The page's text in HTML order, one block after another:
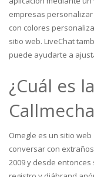
empresas
con colores
sitio web. LiveChat
puede ayudarte a
¿Cuál es
Omegle es un sitio
conversar con
2009 y desde